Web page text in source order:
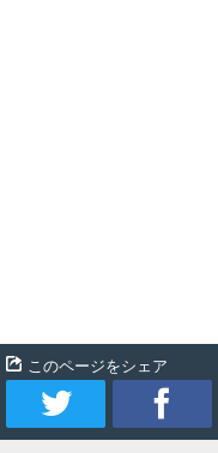
このページをシェア